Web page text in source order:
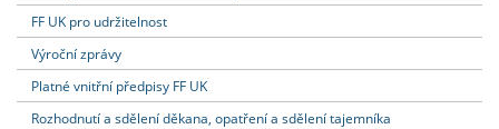
FF UK pro udržitelnost
Výroční zprávy
Platné vnitřní předpisy FF UK
Rozhodnutí a sdělení děkana, opatření a sdělení tajemníka